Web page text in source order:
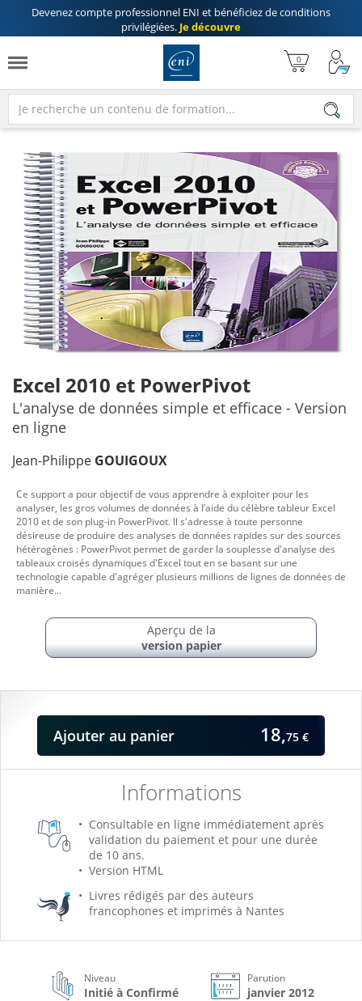
Devenez compte professionnel ENI et bénéficiez deconditions
privilégiées. Je découvre
Excel 2010 et PowerPivot
L'analyse de données simple et efficace - Version
en ligne
Jean-Philippe GOUIGOUX
Informations
Consultable en ligne immédiatement après
validation du paiement et pour une durée
de 10 ans.
Version HTML
Livres rédigés par des auteurs
francophones et imprimés à Nantes
Ajouter au panier 18,75 €
Ce support a pour objectif de vous apprendre à exploiter pour les
analyser, les gros volumes de données à l’aide du célèbre tableur Excel
2010 et de son plug-in PowerPivot. Il s'adresse à toute personne
désireuse de produire des analyses de données rapides sur des sources
hétérogènes : PowerPivot permet de garder la souplesse d'analyse des
tableaux croisés dynamiques d'Excel tout en se basant sur une
technologie capable d'agréger plusieurs millions de lignes de données de
manière...
Aperçu de la
version papier
Niveau
Initié à Confirmé
Parution
janvier 2012